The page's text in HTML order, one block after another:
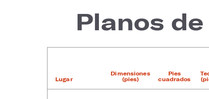
Planos
Lugar
Dimensiones
(pies)
Pies
cuadrados